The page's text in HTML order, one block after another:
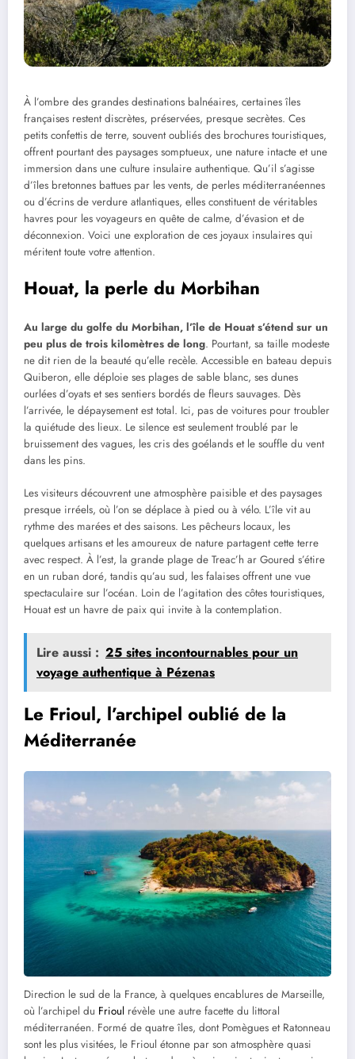
À l’ombre des grandes destinations balnéaires, certaines îles
françaises restent discrètes, préservées, presque secrètes. Ces
petits confettis de terre, souvent oubliés des brochures touristiques,
offrent pourtant des paysages somptueux, une nature intacte et une
immersion dans une culture insulaire authentique. Qu’il s’agisse
d’îles bretonnes battues par les vents, de perles méditerranéennes
ou d’écrins de verdure atlantiques, elles constituent de véritables
havres pour les voyageurs en quête de calme, d’évasion et de
déconnexion. Voici une exploration de ces joyaux insulaires qui
méritent toute votre attention.
Houat, la perle du Morbihan
Au large du golfe du Morbihan, l’île de Houat s’étend sur un
peu plus de trois kilomètres de long. Pourtant, sa taille modeste
ne dit rien de la beauté qu’elle recèle. Accessible en bateau depuis
Quiberon, elle déploie ses plages de sable blanc, ses dunes
ourlées d’oyats et ses sentiers bordés de fleurs sauvages. Dès
l’arrivée, le dépaysement est total. Ici, pas de voitures pour troubler
la quiétude des lieux. Le silence est seulement troublé par le
bruissement des vagues, les cris des goélands et le souffle du vent
dans les pins.
Les visiteurs découvrent une atmosphère paisible et des paysages
presque irréels, où l’on se déplace à pied ou à vélo. L’île vit au
rythme des marées et des saisons. Les pêcheurs locaux, les
quelques artisans et les amoureux de nature partagent cette terre
avec respect. À l’est, la grande plage de Treac’h ar Goured s’étire
en un ruban doré, tandis qu’au sud, les falaises offrent une vue
spectaculaire sur l’océan. Loin de l’agitation des côtes touristiques,
Houat est un havre de paix qui invite à la contemplation.
Lire aussi : 25 sites incontournables pour un
voyage authentique à Pézenas
Le Frioul, l’archipel oublié de la
Méditerranée
Direction le sud de la France, à quelques encablures de Marseille,
où l’archipel du Frioul révèle une autre facette du littoral
méditerranéen. Formé de quatre îles, dont Pomègues et Ratonneau
sont les plus visitées, le Frioul étonne par son atmosphère quasi